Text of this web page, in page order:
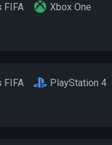
FIFA Xbox One
FIFA PlayStation 4